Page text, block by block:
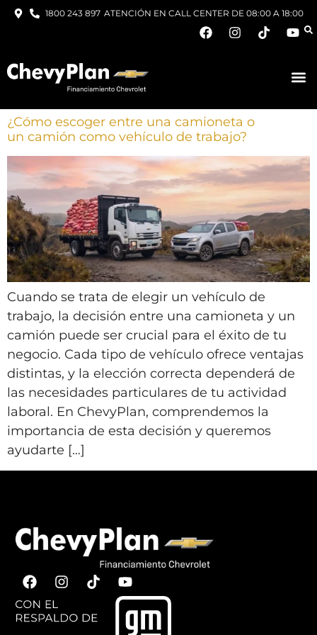
1800 243 897 ATENCIÓN EN CALL CENTER DE 08:00 A 18:00
¿Cómo escoger entre una camioneta o
un camión como vehículo de trabajo?
Cuando se trata de elegir un vehículo de
trabajo, la decisión entre una camioneta y un
camión puede ser crucial para el éxito de tu
negocio. Cada tipo de vehículo ofrece ventajas
distintas, y la elección correcta dependerá de
las necesidades particulares de tu actividad
laboral. En ChevyPlan, comprendemos la
importancia de esta decisión y queremos
ayudarte […]